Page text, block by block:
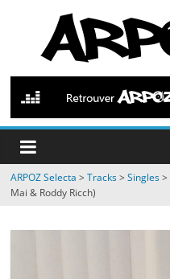
contenu
ARPOZ
Selecta
by
ARPOZ
ARPOZ Selecta >Tracks>Singles>
Mai & Roddy Ricch)